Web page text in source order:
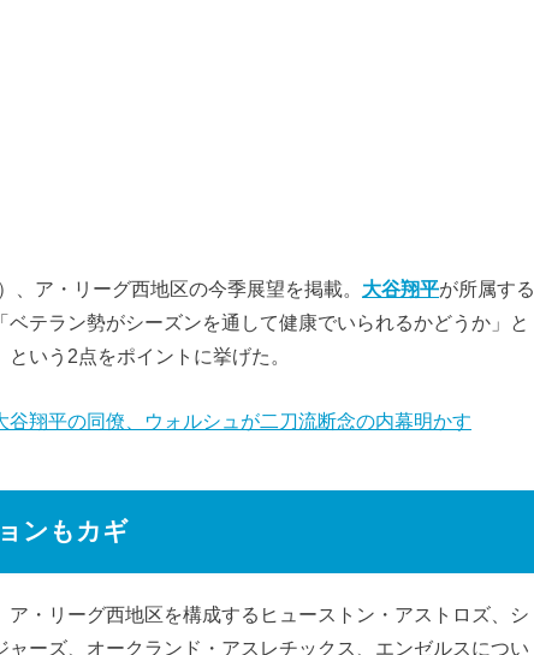
ア・リーグ西地区の今季展望を掲載。 大谷翔平が所属する
ベテラン勢がシーズンを通して健康でいられるかどうか」と
いう2点をポイントに挙げた。
翔平の同僚、ウォルシュが二刀流断念の内幕明かす
ンもカギ
・リーグ西地区を構成するヒューストン・アストロズ、シ
ーズ、オークランド・アスレチックス、エンゼルスについ